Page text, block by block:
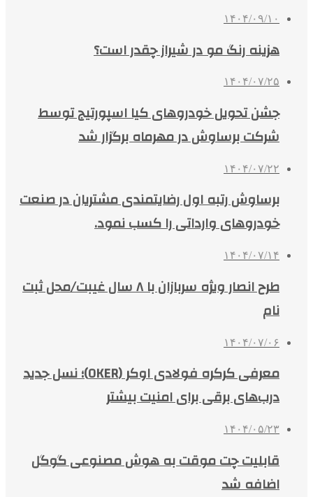
۱۴۰۴/۰۹/۱۰
هزینه رنگ مو در شیراز چقدر است؟
۱۴۰۴/۰۷/۲۵
جشن تحویل خودروهای کیا اسپورتیج توسط
شرکت برساوش در مهرماه برگزار شد
۱۴۰۴/۰۷/۲۲
برساوش رتبه اول رضایتمندی مشتریان در صنعت
خودروهای وارداتی را کسب نمود.
۱۴۰۴/۰۷/۱۴
طرح انصار ویژه سربازان با ۸ سال غیبت/محل ثبت
نام
۱۴۰۴/۰۷/۰۶
معرفی کرکره فولادی اوکر (OKER)؛ نسل جدید
درب‌های برقی برای امنیت بیشتر
۱۴۰۴/۰۵/۲۳
قابلیت چت موقت به هوش مصنوعی گوگل
اضافه شد